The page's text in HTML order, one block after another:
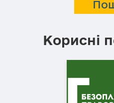
Корисні